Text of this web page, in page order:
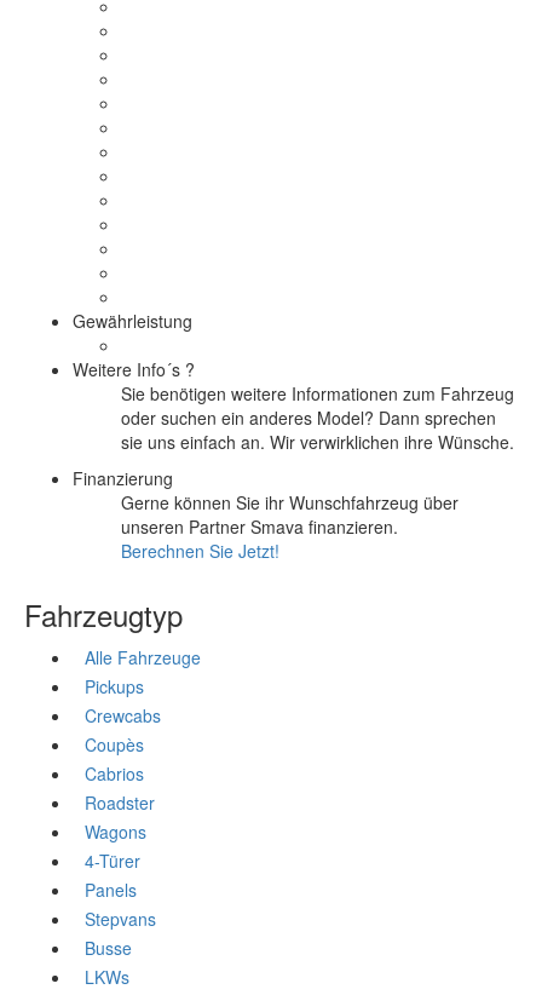
Gewährleistung
Weitere Info´s ?
Sie benötigen weitere Informationen zum Fahrzeug
oder suchen ein anderes Model? Dann sprechen
sie uns einfach an. Wir verwirklichen ihre Wünsche.
Finanzierung
Gerne können Sie ihr Wunschfahrzeug über
unseren Partner Smava finanzieren.
Berechnen Sie Jetzt!
Fahrzeugtyp
Alle Fahrzeuge
Pickups
Crewcabs
Coupès
Cabrios
Roadster
Wagons
4-Türer
Panels
Stepvans
Busse
LKWs